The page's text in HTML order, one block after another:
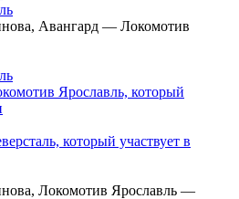
Авангард — Локомотив
Локомотив Ярославль —